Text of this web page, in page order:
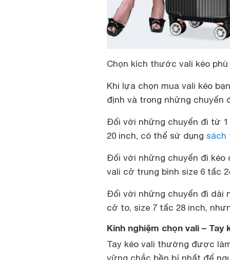
Chọn kích thước vali kéo
Khi lựa chọn mua vali kéo
định và trong những chuyến
Đối với những chuyến đi từ 1
20 inch, có thể sử dụng sách
Đối với những chuyến đi kéo
vali cỡ trung bình size 6 tấc
Đối với những chuyến đi dài
cỡ to, size 7 tấc 28 inch,
Kinh nghiệm chọn vali – Tay
Tay kéo vali thường được
vững chắc bền bỉ nhất để